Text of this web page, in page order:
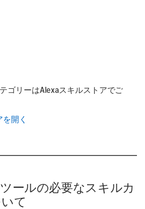
ゴリーはAlexaスキルストアでご
開く
ールの必要なスキルカ
て